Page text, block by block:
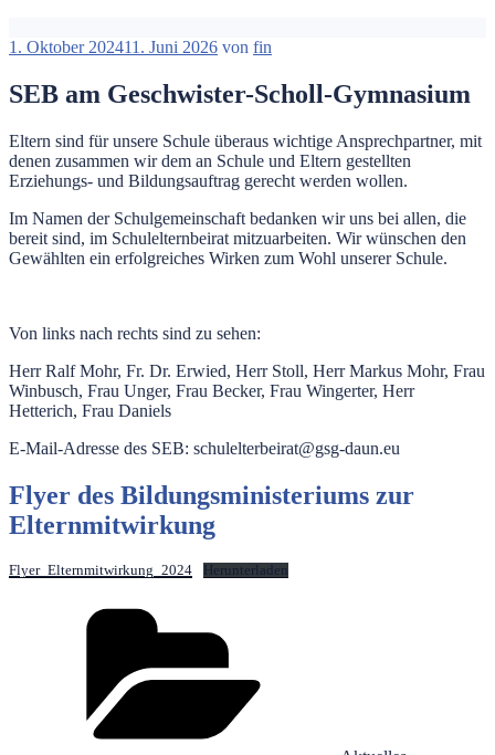
Veröffentlicht
1. Oktober 202411. Juni 2026 von fin
SEB am Geschwister-Scholl-Gymnasium
Eltern sind für unsere Schule überaus wichtige Ansprechpartner, mit
denen zusammen wir dem an Schule und Eltern gestellten
Erziehungs- und Bildungsauftrag gerecht werden wollen.
Im Namen der Schulgemeinschaft bedanken wir uns bei allen, die
bereit sind, im Schulelternbeirat mitzuarbeiten. Wir wünschen den
Gewählten ein erfolgreiches Wirken zum Wohl unserer Schule.
Von links nach rechts sind zu sehen:
Herr Ralf Mohr, Fr. Dr. Erwied, Herr Stoll, Herr Markus Mohr, Frau
Winbusch, Frau Unger, Frau Becker, Frau Wingerter, Herr
Hetterich, Frau Daniels
E-Mail-Adresse des SEB: schulelterbeirat@gsg-daun.eu
Flyer des Bildungsministeriums zur
Elternmitwirkung
Flyer_Elternmitwirkung_2024 Herunterladen